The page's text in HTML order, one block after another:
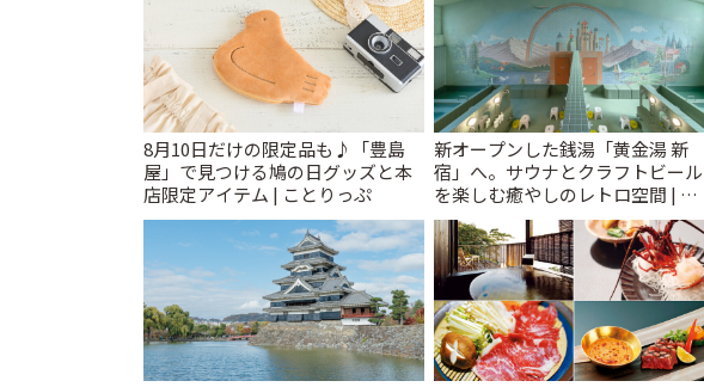
8月10日だけの限定品も♪「豊島
屋」で見つける鳩の日グッズと本
店限定アイテム | ことりっぷ
新オープンした銭湯「黄金湯 新
宿」へ。サウナとクラフトビール
を楽しむ癒やしのレトロ空間 | こ
とりっぷ